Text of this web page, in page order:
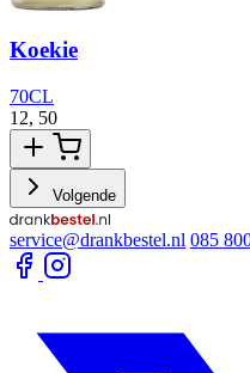
Koekie
70CL
12, 50
Volgende
service@drankbestel.nl 085